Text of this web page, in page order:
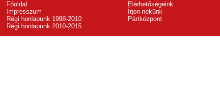
Főoldal
Impresszum
Régi honlapunk 1998-2010
Régi honlapunk 2010-2015
Elérhetőségeink
Írjon nekünk
Pártközpont